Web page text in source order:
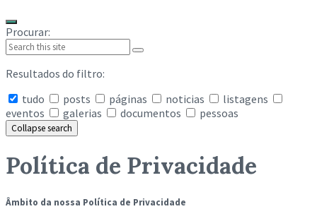
Procurar:
Resultados do filtro:
tudo
posts páginas noticias
listagens
eventos
galerias documentos pessoas
Collapse search
Política de Privacidade
Âmbito da nossa Política de Privacidade